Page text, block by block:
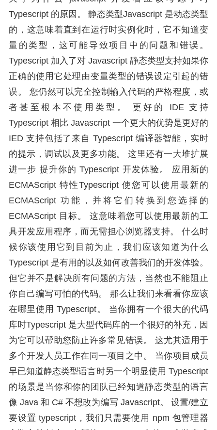
Typescript 的原因。 静态类型Javascript 是动态类型
的，这意味着直到在运行时实例化时，它不知道变
量的类型，这可能导致项目中的问题和错误。
Typescript 加入了对 Javascript 静态类型支持如果你
正确的使用它处理由变量类型的错误设定引起的错
误。 您仍然可以完全控制输入代码的严格程度，或
者甚至根本不使用类型。 更好的 IDE 支持
Typescript 相比 Javascript 一个更大的优势是更好的
IED 支持包括了来自 Typescript 编译器智能，实时
的提示，调试以及更多功能。 这里还有一大堆扩展
进一步 提升你的 Typescript 开发体验。 应用新的
ECMAScript 特性Typescript 使您可以使用最新的
ECMAScript 功能，并将它们转换到您选择的
ECMAScript 目标。 这意味着您可以使用最新的工
具开发应用程序，而无需担心浏览器支持。 什么时
候你该使用它到目前为止，我们应该知道为什么
Typescript 是有用的以及如何改善我们的开发体验。
但它并不是解决所有问题的方法，当然也不能阻止
你自己编写可怕的代码。 那么让我们来看看你应该
在哪里使用 Typescript。 当你拥有一个很大的代码
库时Typescript 是大型代码库的一个很好的补充，因
为它可以帮助您防止许多常见错误。 这尤其适用于
多个开发人员工作在同一项目之中。 当你项目成员
早已知道静态类型语言时另一个明显使用 Typescript
的场景是当你和你的团队已经知道静态类型的语言
像 Java 和 C# 不想改为编写 Javascript。 设置/建立
要设置 typescript，我们只需要使用 npm 包管理器